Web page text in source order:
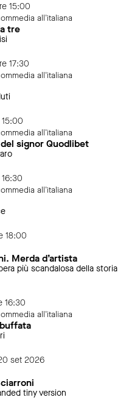
15:00
all'italiana
tre
17:30
all'italiana
all'italiana
signor Quodlibet
all'italiana
18:00
Merda d’artista
più scandalosa della storia
16:30
all'italiana
set 2026
tiny version